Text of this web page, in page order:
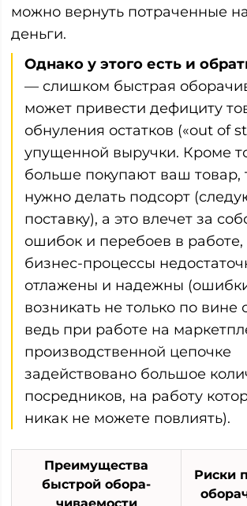
можно вернуть потраченные
деньги.
Однако у этого есть и
— слишком быстрая
может привести дефициту
обнуления остатков («out of
упущенной выручки. Кроме
больше покупают ваш товар,
нужно делать подсорт
поставку), а это влечет за
ошибок и перебоев в работе,
бизнес-процессы
отлажены и надежны
возникать не только по вине
ведь при работе на
производственной цепочке
задействовано большое
посредников, на работу
никак не можете повлиять).
Преимущества
быстрой обора­
Риски